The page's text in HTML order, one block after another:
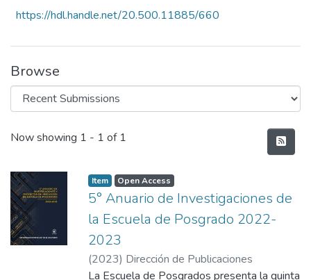
https://hdl.handle.net/20.500.11885/660
Browse
Recent Submissions
Now showing 1 - 1 of 1
Item Open Access
5° Anuario de Investigaciones de
la Escuela de Posgrado 2022-
2023
(2023) Dirección de Publicaciones
La Escuela de Posgrados presenta la quinta